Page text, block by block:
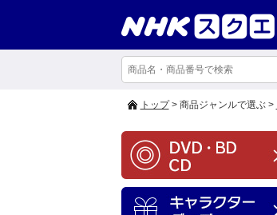
トップ> 商品ジャンルで選ぶ >